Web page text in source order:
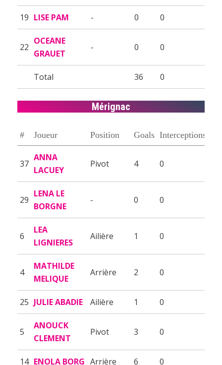
19 LISE PAM - 0 0
22
OCEANE
GRAUET
- 0 0
Total 36 0
Mérignac
# Joueur Position Goals Interceptions
37
ANNA
LACUEY
Pivot 4 0
29
LENA LE
BORGNE
- 0 0
6
LEA
LIGNIERES
Ailière 1 0
4
MATHILDE
MELIQUE
Arrière 2 0
25 JULIE ABADIE Ailière 1 0
5
ANOUCK
CLEMENT
Pivot 3 0
14 ENOLA BORG Arrière 6 0